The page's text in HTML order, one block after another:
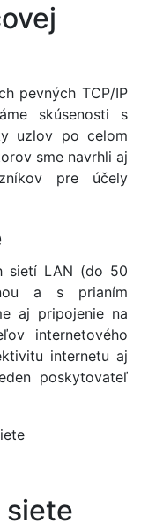
pevných TCP/IP
skúsenosti s
uzlov po celom
sme navrhli aj
pre účely
sietí LAN (do 50
a s prianím
aj pripojenie na
internetového
internetu aj
poskytovateľ
siete